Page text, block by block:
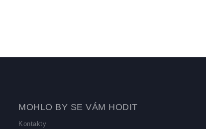
MOHLO BY SE VÁM HODIT
Kontakty